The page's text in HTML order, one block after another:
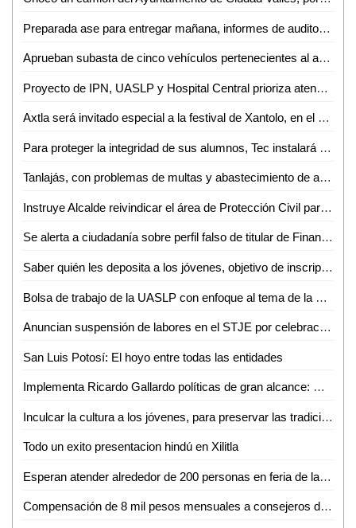
Preparada ase para entregar mañana, informes de auditoría 2020
Aprueban subasta de cinco vehículos pertenecientes al ayuntamiento vallense
Proyecto de IPN, UASLP y Hospital Central prioriza atención en cáncer de mama
Axtla será invitado especial a la festival de Xantolo, en el municipio de Tierra Nueva
Para proteger la integridad de sus alumnos, Tec instalará filtros de seguridad
Tanlajás, con problemas de multas y abastecimiento de agua
Instruye Alcalde reivindicar el área de Protección Civil para garantizar una atención más humana y oportuna
Se alerta a ciudadanía sobre perfil falso de titular de Finanzas
Saber quién les deposita a los jóvenes, objetivo de inscripción obligatoria al RFC
Bolsa de trabajo de la UASLP con enfoque al tema de la empleabilidad
Anuncian suspensión de labores en el STJE por celebración del día de muertos
San Luis Potosí: El hoyo entre todas las entidades
Implementa Ricardo Gallardo políticas de gran alcance: Diputados federales
Inculcar la cultura a los jóvenes, para preservar las tradiciones: Zenón Rivas Godoy
Todo un exito presentacion hindú en Xilitla
Esperan atender alrededor de 200 personas en feria de la salud en San Carlos
Compensación de 8 mil pesos mensuales a consejeros de Desarrollo Social, aprueba Cabildo